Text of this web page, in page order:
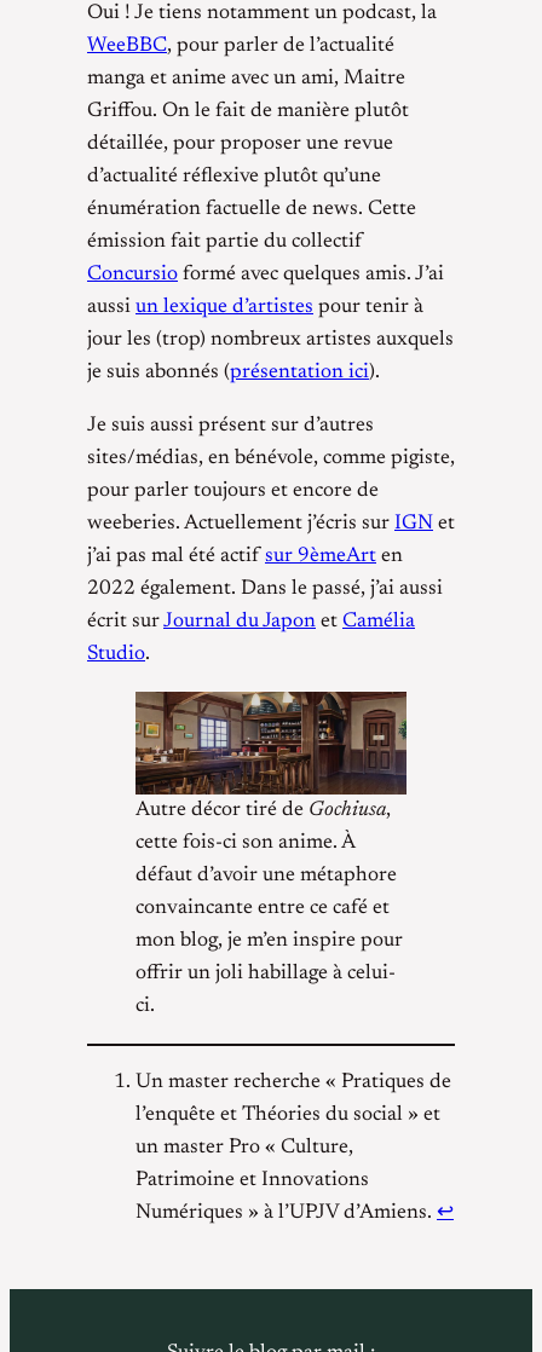
Oui ! Je tiens notamment un podcast, la
WeeBBC, pour parler de l’actualité
manga et anime avec un ami, Maitre
Griffou. On le fait de manière plutôt
détaillée, pour proposer une revue
d’actualité réflexive plutôt qu’une
énumération factuelle de news. Cette
émission fait partie du collectif
Concursio formé avec quelques amis. J’ai
aussi un lexique d’artistes pour tenir à
jour les (trop) nombreux artistes auxquels
je suis abonnés (présentation ici).
Je suis aussi présent sur d’autres
sites/médias, en bénévole, comme pigiste,
pour parler toujours et encore de
weeberies. Actuellement j’écris sur IGN et
j’ai pas mal été actifsur 9èmeArt en
2022 également. Dans le passé, j’ai aussi
écrit surJournal du Japon et Camélia
Studio.
Autre décor tiré de Gochiusa,
cette fois-ci son anime. À
défaut d’avoir une métaphore
convaincante entre ce café et
mon blog, je m’en inspire pour
offrir un joli habillage à celui-
ci.
Un master recherche « Pratiques de
l’enquête et Théories du social » et
un master Pro « Culture,
Patrimoine et Innovations
Numériques » à l’UPJV d’Amiens. ↩︎